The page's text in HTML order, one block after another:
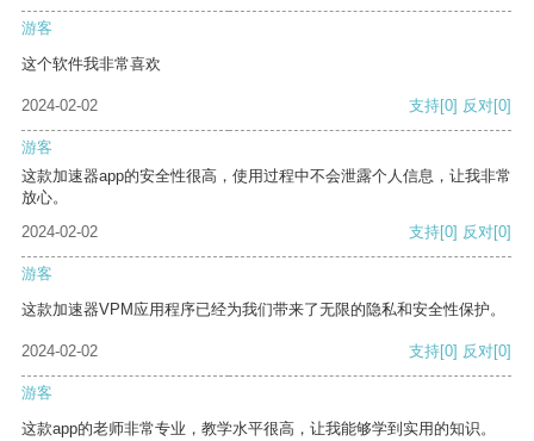
游客
这个软件我非常喜欢
2024-02-02 支持[0] 反对[0]
游客
这款加速器app的安全性很高，使用过程中不会泄露个人信息，让我非常
放心。
2024-02-02
支持[0] 反对[0]
游客
这款加速器VPM应用程序已经为我们带来了无限的隐私和安全性保护。
2024-02-02 支持[0] 反对[0]
游客
这款app的老师非常专业，教学水平很高，让我能够学到实用的知识。